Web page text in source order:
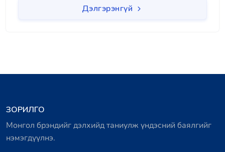
Дэлгэрэнгүй
ЗОРИЛГО
Монгол брэндийг дэлхийд таниулж үндэсний баялгийг
нэмэгдүүлнэ.